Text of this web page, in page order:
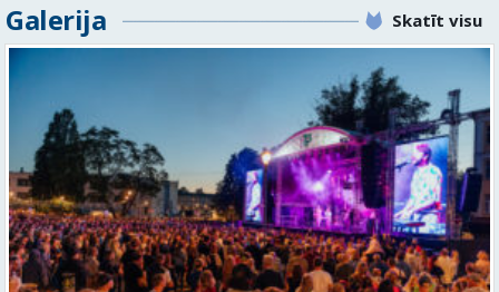
Valmiera, Valmieras nov. Darba laika veids: Summētais darba laiks
Darba veids: Darbinieka amats uz nenoteiktu laiku Slodze: Viena
vesela slodze Darbības joma: Pakalpojumi Pieteikto vietu skaits: 1
Līgums: Darbinieka amats uz nenoteiktu laiku Aktuāla līdz: 2026-08-
21 Kontaktpersona: CV ar norādi vakancei lūdzu sūtīt uz e-pastu
info@vtu-valmiera.lv vai iesniegt personīgi Izglītības līmenis:
Vispārējā vidējā izglītība
padarītā) - Vienmēr laikā izmaksātu algu - Profesionālus un
atbalstošus kolēģus Lūgums CV sūtīt uz e- pastu:
SAIŅOŠANAS OPERATORS Algas izmaksas veids: Laika darba alga
Darba vietas adrese: LATVIJA, Gravas iela 2, Kocēni, Kocēnu pag.,
Valmieras nov. Slodze: Viena vesela slodze Darbības joma: Ražošana
Pieteikto vietu skaits: 2 Aktuāla līdz: 2027-09-07 Darba sākšanas
datums: 2026-08-17 Kontaktpersona: Davids Pavlovs
Galerija Skatīt visu